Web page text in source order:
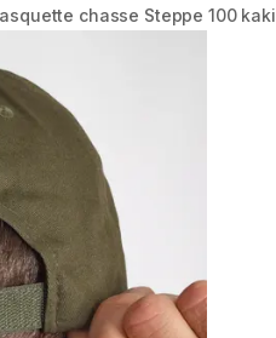
chasse Steppe 100 kaki